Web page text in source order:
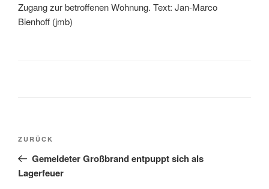
Zugang zur betroffenen Wohnung. Text: Jan-Marco
Bienhoff (jmb)
ZURÜCK
Gemeldeter Großbrand entpuppt sich als
Lagerfeuer